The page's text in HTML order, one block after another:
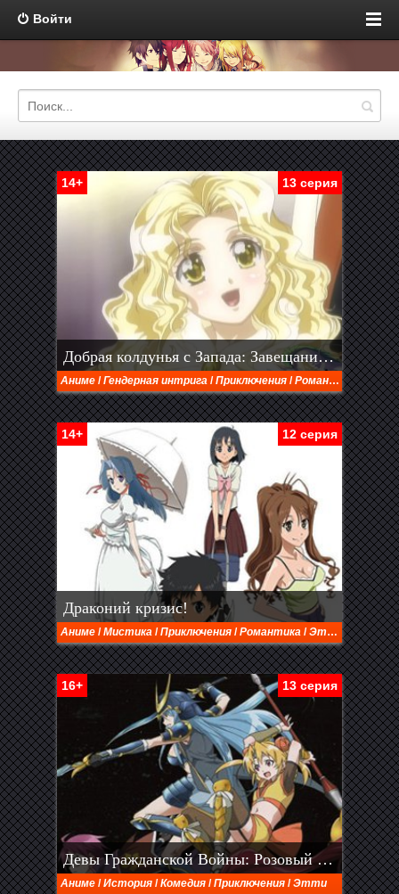
Войти
13 серия
14+
Добрая колдунья с Запада: Завещание Астреи
Аниме /Гендерная интрига /Приключения /Романтика /Сёдзё
12 серия
14+
Драконий кризис!
Аниме /Мистика /Приключения /Романтика /Этти
13 серия
16+
Девы Гражданской Войны: Розовый парадокс, НЕ ПУБЛИКУЙ ЖАЛОБА ПРАВООБЛАДАТЕЛЕЙ
Аниме /История /Комедия /Приключения /Этти